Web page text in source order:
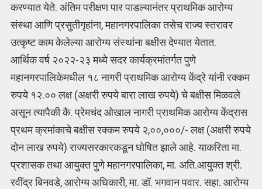
करण्यात येते. अंतिम परीक्षण पार पाडल्यानंतर प्राथमिक आरोग्य
संस्था आणि प्रसुतीगृहांना, महानगरपालिका तसेच राज्य स्तरावर
उत्कृष्ट काम केलेल्या आरोग्य संस्थांना बक्षीस देण्यात येतात.
आर्थिक वर्ष २०२२-२३ मध्ये सदर कार्यक्रमांतर्गत पुणे
महानगरपालिकेमधील १८ नागरी प्राथमिक आरोग्य केंद्रे यांनी रक्कम
रुपये १२.०० लक्ष (अक्षरी रुपये बारा लाख रुपये) चे बक्षीस मिळवले
असून त्यापैकी कै. प्रेमचंद ओखाल नागरी प्राथमिक आरोग्य केंद्रास
प्रथम क्रमांकाचे बक्षीस रक्कम रुपये २,००,०००/- लक्ष (अक्षरी रुपये
दोन लाख रुपये) राज्यसरकारकडून घोषित झाले आहे. याकरिता मा.
प्रशासक तथा आयुक्त पुणे महानगरपालिका, मा. अति.आयुक्त श्री.
रवींद्र बिनवडे, आरोग्य अधिकारी, मा. डॉ. भगवान पवार. सहा. आरोग्य